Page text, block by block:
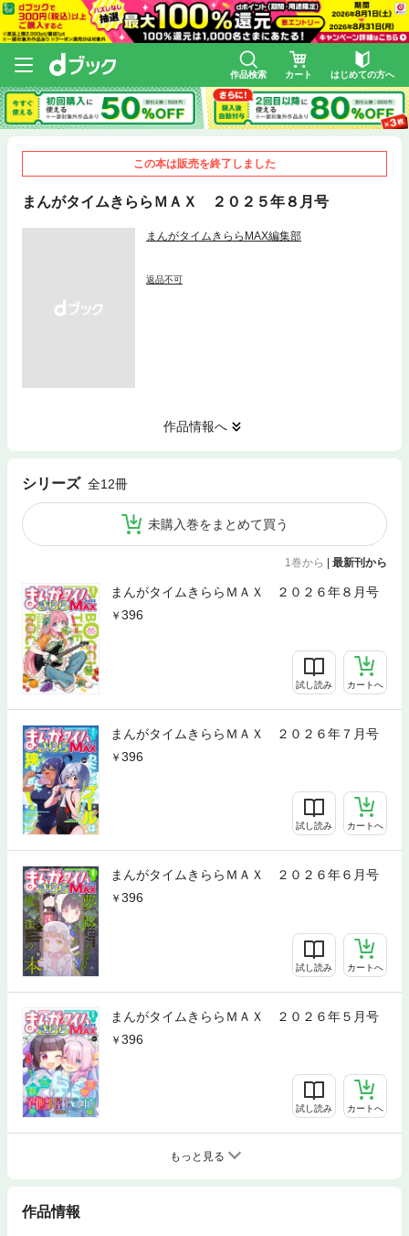
作品検索 カート はじめての方へ
この本は販売を終了しました
まんがタイムきららＭＡＸ ２０２５年８月号
まんがタイムきららMAX編集部
返品不可
作品情報へ
シリーズ 全12冊
未購入巻をまとめて買う
1巻から 最新刊から
まんがタイムきららＭＡＸ ２０２６年８月号
396
試し読み カートへ
まんがタイムきららＭＡＸ ２０２６年７月号
396
試し読み カートへ
まんがタイムきららＭＡＸ ２０２６年６月号
396
試し読み カートへ
まんがタイムきららＭＡＸ ２０２６年５月号
396
試し読み カートへ
もっと見る
作品情報